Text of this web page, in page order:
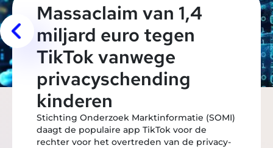
Massaclaim van 1,4
miljard euro tegen
TikTok vanwege
privacyschending
kinderen
Stichting Onderzoek Marktinformatie (SOMI)
daagt de populaire app TikTok voor de
rechter voor het overtreden van de privacy-